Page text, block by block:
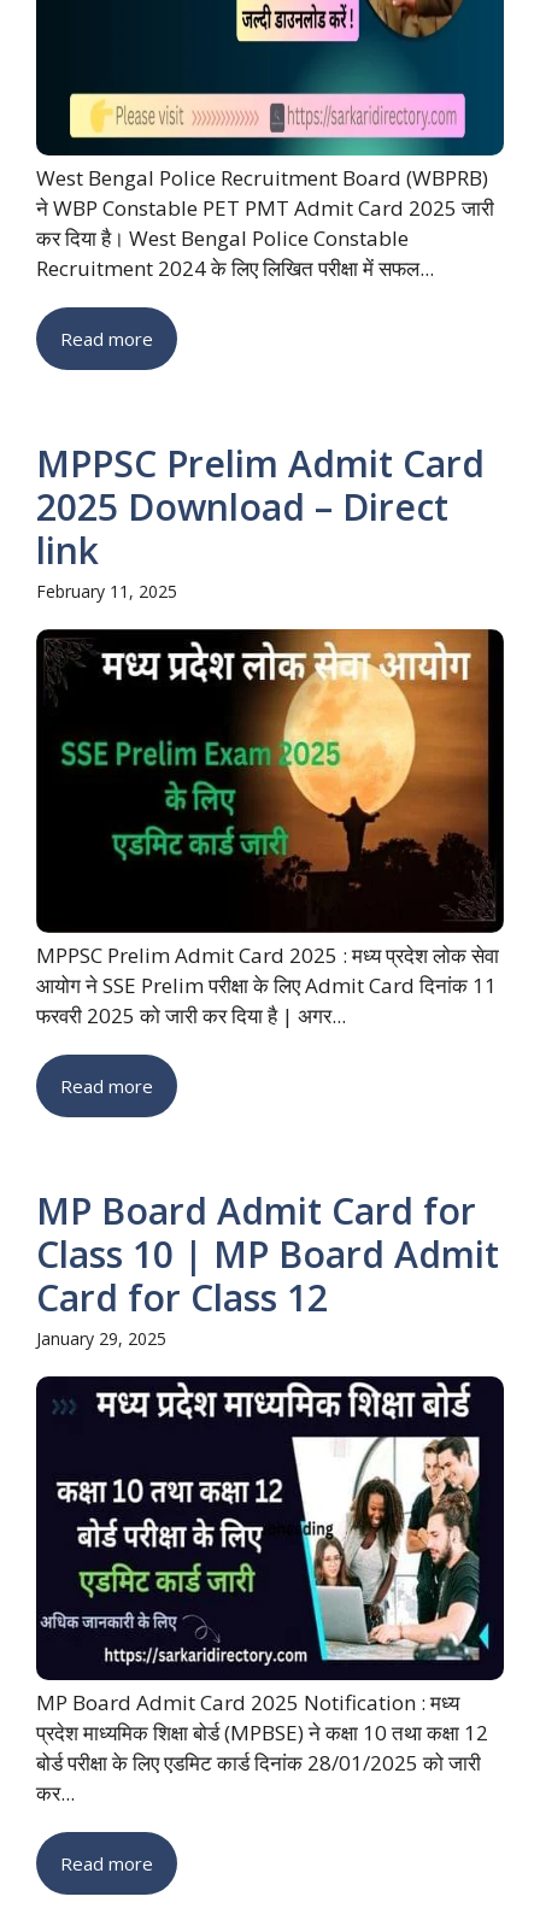
West Bengal Police Recruitment Board (WBPRB)
ने WBP Constable PET PMT Admit Card 2025 जारी
कर दिया है। West Bengal Police Constable
Recruitment 2024 के लिए लिखित परीक्षा में सफल...
Read more
MPPSC Prelim Admit Card
2025 Download – Direct
link
February 11, 2025
MPPSC Prelim Admit Card 2025 : मध्य प्रदेश लोक सेवा
आयोग ने SSE Prelim परीक्षा के लिए Admit Card दिनांक 11
फरवरी 2025 को जारी कर दिया है | अगर...
Read more
MP Board Admit Card for
Class 10 | MP Board Admit
Card for Class 12
January 29, 2025
MP Board Admit Card 2025 Notification : मध्य
प्रदेश माध्यमिक शिक्षा बोर्ड (MPBSE) ने कक्षा 10 तथा कक्षा 12
बोर्ड परीक्षा के लिए एडमिट कार्ड दिनांक 28/01/2025 को जारी
कर...
Read more